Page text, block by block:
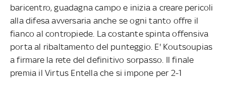
baricentro, guadagna campo e inizia a creare pericoli
alla difesa avversaria anche se ogni tanto offre il
fianco al contropiede. La costante spinta offensiva
porta al ribaltamento del punteggio. E' Koutsoupias
a firmare la rete del definitivo sorpasso. Il finale
premia il Virtus Entella che si impone per 2-1